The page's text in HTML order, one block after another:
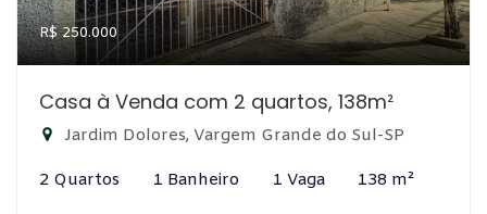
R$ 250.000
Casa à Venda com 2 quartos, 138m²
Jardim Dolores, Vargem Grande do Sul-SP
2 Quartos 1 Banheiro 1 Vaga 138 m²